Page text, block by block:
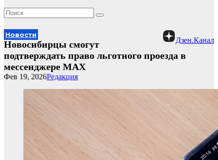
Новости
Дзен.Канал
Новосибирцы смогут
подтверждать право льготного проезда в
мессенджере MAX
Редакция
Фев 19, 2026